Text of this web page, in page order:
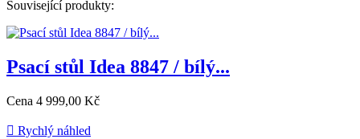
Související produkty:
Psací stůl Idea 8847 / bílý...
Cena 4 999,00 Kč
 Rychlý náhled